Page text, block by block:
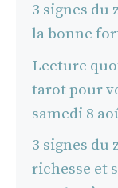
3 signes du
la bonne
Lecture
tarot pour
samedi 8
3 signes
richesse et